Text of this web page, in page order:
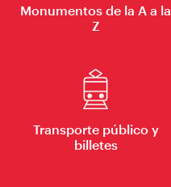
Monumentos de la A a la
Z
Transporte público y
billetes